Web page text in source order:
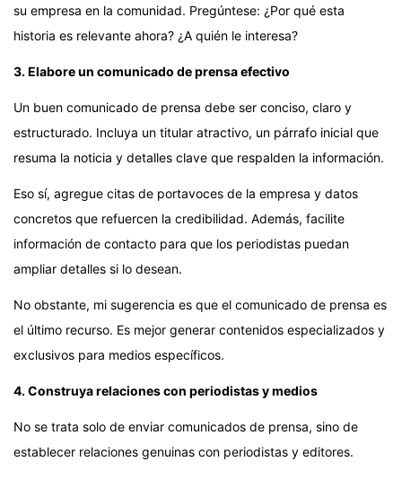
su empresa en la comunidad. Pregúntese: ¿Por qué esta
historia es relevante ahora? ¿A quién le interesa?
3. Elabore un comunicado de prensa efectivo
Un buen comunicado de prensa debe ser conciso, claro y
estructurado. Incluya un titular atractivo, un párrafo inicial que
resuma la noticia y detalles clave que respalden la información.
Eso sí, agregue citas de portavoces de la empresa y datos
concretos que refuercen la credibilidad. Además, facilite
información de contacto para que los periodistas puedan
ampliar detalles si lo desean.
No obstante, mi sugerencia es que el comunicado de prensa es
el último recurso. Es mejor generar contenidos especializados y
exclusivos para medios específicos.
4. Construya relaciones con periodistas y medios
No se trata solo de enviar comunicados de prensa, sino de
establecer relaciones genuinas con periodistas y editores.